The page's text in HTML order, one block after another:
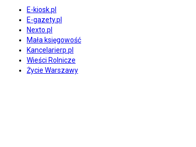
E-kiosk.pl
E-gazety.pl
Nexto.pl
Mała księgowość
Kancelarierp.pl
Wieści Rolnicze
Życie Warszawy